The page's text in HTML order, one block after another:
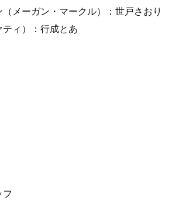
メーガン・マークル）：世戸さおり
ティ）：行成とあ
フ